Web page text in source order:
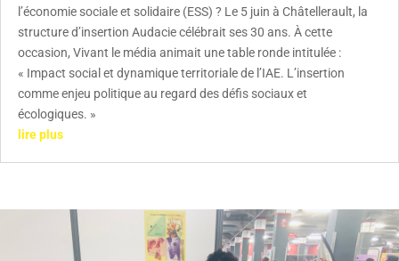
l’économie sociale et solidaire (ESS) ? Le 5 juin à Châtellerault, la
structure d’insertion Audacie célébrait ses 30 ans. À cette
occasion, Vivant le média animait une table ronde intitulée :
« Impact social et dynamique territoriale de l’IAE. L’insertion
comme enjeu politique au regard des défis sociaux et
écologiques. »
lire plus